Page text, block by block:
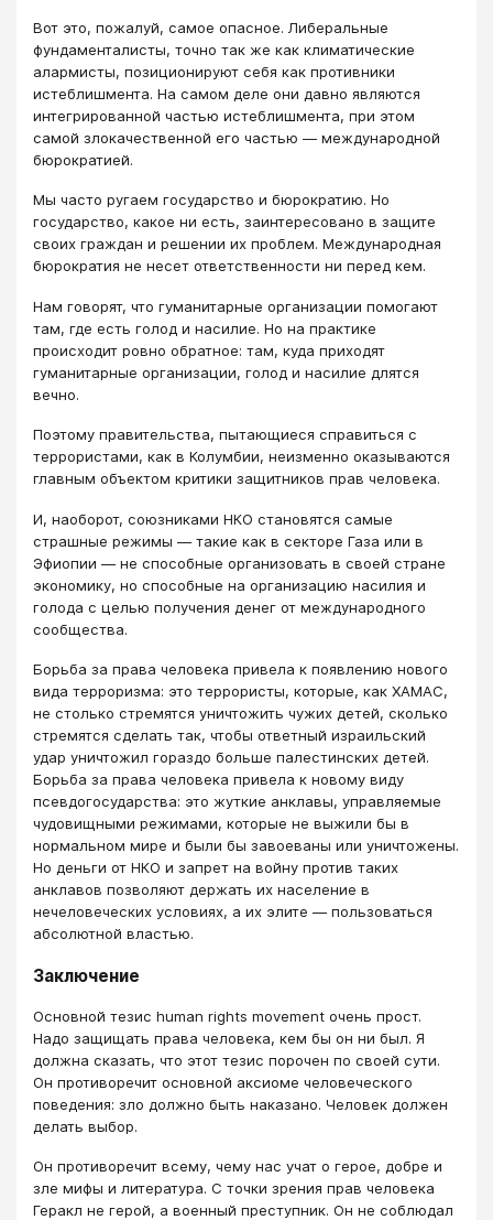
Вот это, пожалуй, самое опасное. Либеральные
фундаменталисты, точно так же как климатические
алармисты, позиционируют себя как противники
истеблишмента. На самом деле они давно являются
интегрированной частью истеблишмента, при этом
самой злокачественной его частью — международной
бюрократией.
Мы часто ругаем государство и бюрократию. Но
государство, какое ни есть, заинтересовано в защите
своих граждан и решении их проблем. Международная
бюрократия не несет ответственности ни перед кем.
Нам говорят, что гуманитарные организации помогают
там, где есть голод и насилие. Но на практике
происходит ровно обратное: там, куда приходят
гуманитарные организации, голод и насилие длятся
вечно.
Поэтому правительства, пытающиеся справиться с
террористами, как в Колумбии, неизменно оказываются
главным объектом критики защитников прав человека.
И, наоборот, союзниками НКО становятся самые
страшные режимы — такие как в секторе Газа или в
Эфиопии — не способные организовать в своей стране
экономику, но способные на организацию насилия и
голода с целью получения денег от международного
сообщества.
Борьба за права человека привела к появлению нового
вида терроризма: это террористы, которые, как ХАМАС,
не столько стремятся уничтожить чужих детей, сколько
стремятся сделать так, чтобы ответный израильский
удар уничтожил гораздо больше палестинских детей.
Борьба за права человека привела к новому виду
псевдогосударства: это жуткие анклавы, управляемые
чудовищными режимами, которые не выжили бы в
нормальном мире и были бы завоеваны или уничтожены.
Но деньги от НКО и запрет на войну против таких
анклавов позволяют держать их население в
нечеловеческих условиях, а их элите — пользоваться
абсолютной властью.
Заключение
Основной тезис human rights movement очень прост.
Надо защищать права человека, кем бы он ни был. Я
должна сказать, что этот тезис порочен по своей сути.
Он противоречит основной аксиоме человеческого
поведения: зло должно быть наказано. Человек должен
делать выбор.
Он противоречит всему, чему нас учат о герое, добре и
зле мифы и литература. С точки зрения прав человека
Геракл не герой, а военный преступник. Он не соблюдал